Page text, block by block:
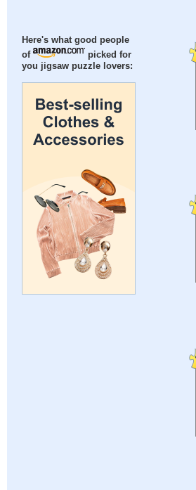
Here's what good people
of
picked for
you jigsaw puzzle lovers: